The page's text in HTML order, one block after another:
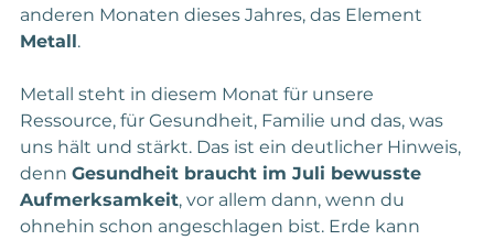
anderen Monaten dieses Jahres, das Element
Metall.
Metall steht in diesem Monat für unsere
Ressource, für Gesundheit, Familie und das, was
uns hält und stärkt. Das ist ein deutlicher Hinweis,
denn Gesundheit braucht im Juli bewusste
Aufmerksamkeit, vor allem dann, wenn du
ohnehin schon angeschlagen bist. Erde kann